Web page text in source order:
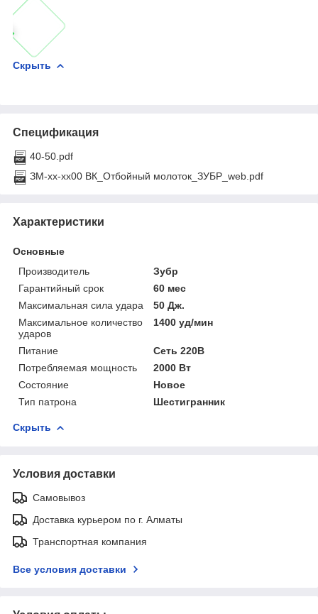
Скрыть
Спецификация
40-50.pdf
ЗМ-xx-xx00 ВК_Отбойный молоток_ЗУБР_web.pdf
Характеристики
Основные
Производитель
Зубр
Гарантийный срок
60 мес
Максимальная сила удара
50 Дж.
Максимальное количество
ударов
1400 уд/мин
Питание
Сеть 220В
Потребляемая мощность
2000 Вт
Состояние
Новое
Тип патрона
Шестигранник
Скрыть
Условия доставки
Самовывоз
Доставка курьером по г. Алматы
Транспортная компания
Все условия доставки